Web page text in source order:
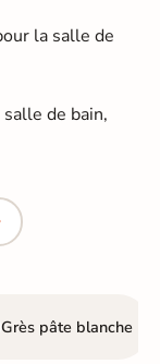
la salle de
de bain,
Grès pâte blanche